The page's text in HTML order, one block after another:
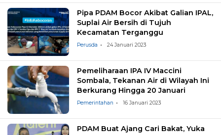
Pipa PDAM Bocor Akibat Galian IPAL,
Suplai Air Bersih di Tujuh
Kecamatan Terganggu
Perusda 24 Januari 2023
Pemeliharaan IPA IV Maccini
Sombala, Tekanan Air di Wilayah Ini
Berkurang Hingga 20 Januari
Pemerintahan 16 Januari 2023
PDAM Buat Ajang Cari Bakat, Yuka